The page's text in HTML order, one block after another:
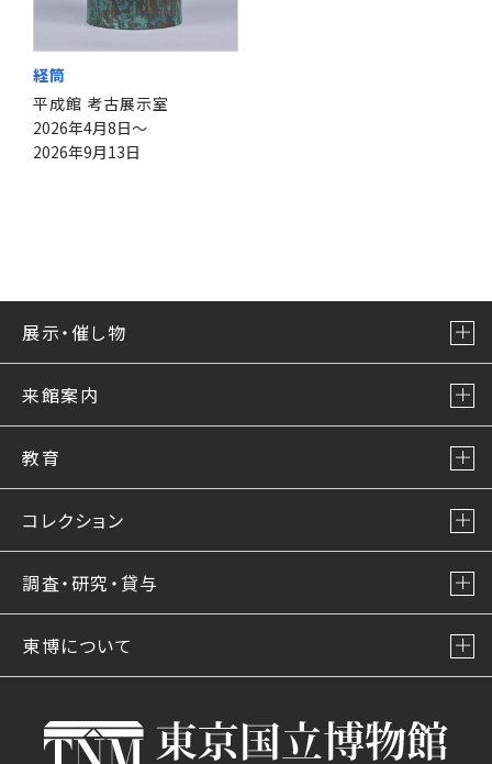
経筒
平成館 考古展示室
2026年4月8日～
2026年9月13日
展示・催し物
来館案内
教育
コレクション
調査・研究・貸与
東博について